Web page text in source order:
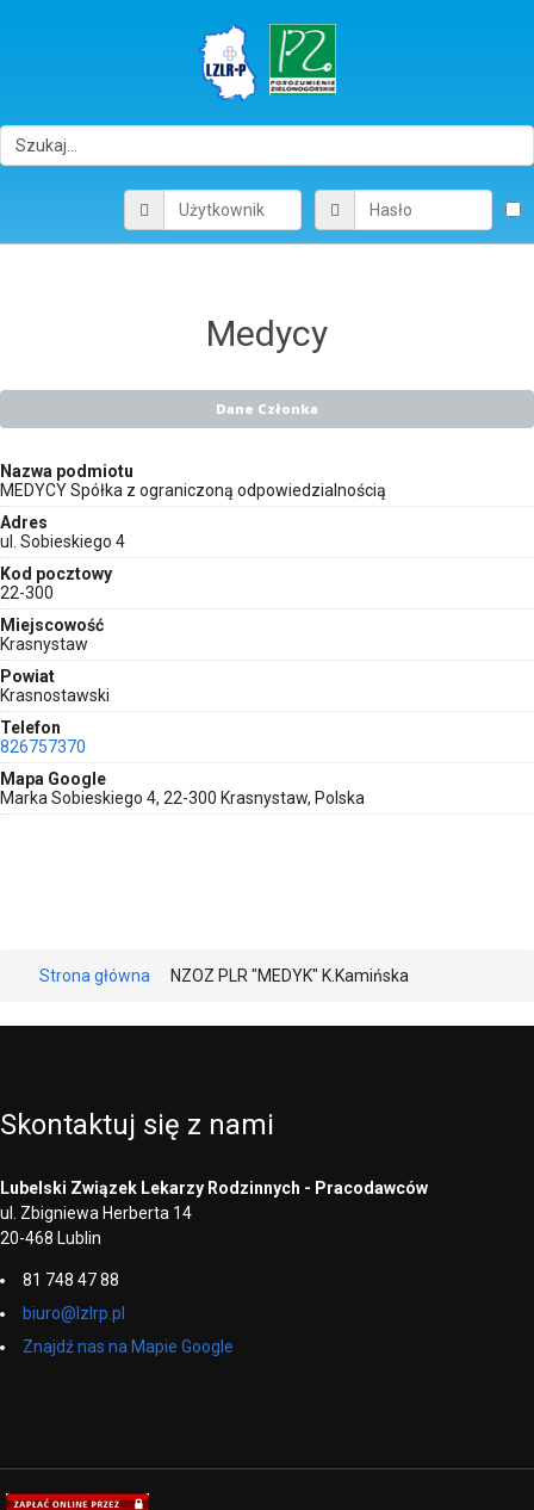
Medycy
Dane Członka
Nazwa podmiotu
MEDYCY Spółka z ograniczoną odpowiedzialnością
Adres
ul. Sobieskiego 4
Kod pocztowy
22-300
Miejscowość
Krasnystaw
Powiat
Krasnostawski
Telefon
826757370
Mapa Google
Marka Sobieskiego 4, 22-300 Krasnystaw, Polska
Strona główna NZOZ PLR "MEDYK" K.Kamińska
Skontaktuj się z nami
Lubelski Związek Lekarzy Rodzinnych - Pracodawców
ul. Zbigniewa Herberta 14
20-468 Lublin
81 748 47 88
biuro@lzlrp.pl
Znajdź nas na Mapie Google